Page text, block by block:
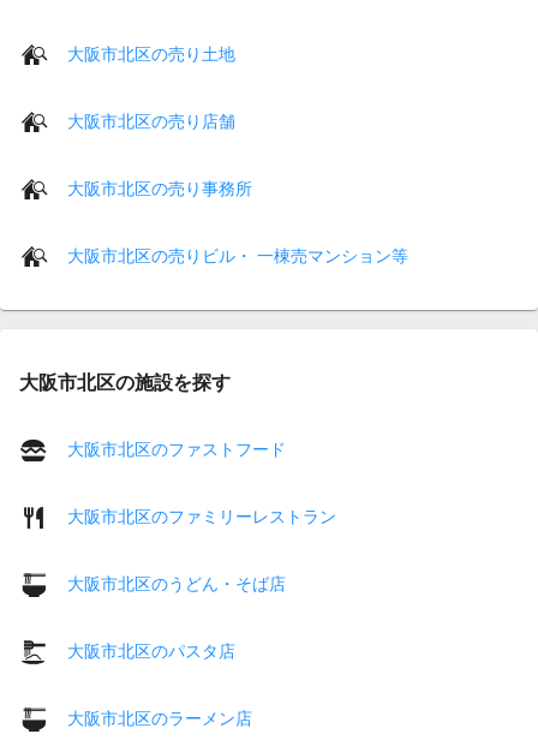
大阪市北区の売り土地
大阪市北区の売り店舗
大阪市北区の売り事務所
大阪市北区の売りビル・ 一棟売マンション等
大阪市北区の施設を探す
大阪市北区のファストフード
大阪市北区のファミリーレストラン
大阪市北区のうどん・そば店
大阪市北区のパスタ店
大阪市北区のラーメン店